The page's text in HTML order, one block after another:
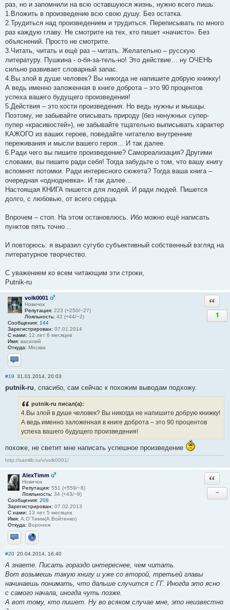
раз, но и запомнили на всю оставшуюся жизнь, нужно всего лишь:
1.Вложить в произведение всю свою душу. Без остатка.
2.Трудиться над произведением и трудиться. Переписывать по много
раз каждую главу. Не смотрите на тех, кто пишет «начисто». Без
объяснений. Просто не смотрите.
3.Читать, читать и ещё раз – читать. Желательно – русскую
литературу. Пушкина - о-бя-за-тель-но! Это действие… ну ОЧЕНЬ
сильно развивает словарный запас.
4.Вы злой в душе человек? Вы никогда не напишите добрую книжку!
А ведь именно заложенная в книге доброта – это 90 процентов
успеха вашего будущего произведения!
5.Действия – это кости произведения. Но ведь нужны и мышцы.
Поэтому, не забывайте описывать природу (без ненужных супер-
пупер «красивостей»), не забывайте тщательно выписывать характер
КАЖОГО из ваших героев, поведайте читателю внутренние
переживания и мысли вашего героя… И так далее.
6.Ради чего вы пишите произведение? Самореализация? Другими
словами, вы пишите ради себя! Тогда забудьте о том, что вашу книгу
вспомнят потомки. Ради интересного сюжета? Тогда ваша книга –
очередная «однодневка». И так далее…
Настоящая КНИГА пишется для людей. И ради людей. Пишется
долго, с любовью, от всего сердца.
Впрочем – стоп. На этом остановлюсь. Ибо можно ещё написать
пунктов пять точно…
И повторюсь: я выразил сугубо субъективный собственный взгляд на
литературное творчество.
С уважением ко всем читающим эти строки,
Putnik-ru
volk0001
Новичок
Репутация: 223 (+250/−27)
Лояльность: 42 (+44/−2)
Сообщения: 144
Зарегистрирован: 07.01.2014
С нами: 12 лет 6 месяцев
Имя: василий
Откуда: Москва
Отправить личное сообщение
1
#19 31.01.2014, 20:03
putnik-ru, спасибо, сам сейчас к похожим выводам подхожу.
putnik-ru писал(а):
4.Вы злой в душе человек? Вы никогда не напишите добрую книжку!
А ведь именно заложенная в книге доброта – это 90 процентов
успеха вашего будущего произведения!
похоже, не светит мне написать успешное произведение
http://samlib.ru/v/volk0001/
AlexTimm
Новичок
Репутация: 551 (+559/−8)
Лояльность: 34 (+43/−9)
Сообщения: 208
Зарегистрирован: 07.02.2013
С нами: 13 лет 5 месяцев
Имя: А.О`Тимм(А.Войтенко)
Откуда: Воронеж
Отправить личное сообщение
Сайт
−
#20 20.04.2014, 16:40
А знаете. Писать гораздо интереснее, чем читать.
Вот возьмешь такую книгу и уже со второй, третьей главы
начинаешь понимать, что дальше случится с ГГ. Иногда это ясно
с самого начала, иногда чуть позже.
А вот тому, кто пишет. Ну во всяком случае мне, это неизвестно